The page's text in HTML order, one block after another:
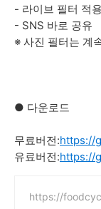
- 라이브 필터 적용
- SNS 바로 공유
※ 사진 필터는 계
● 다운로드
무료버전:https://
유료버전:https://
https://